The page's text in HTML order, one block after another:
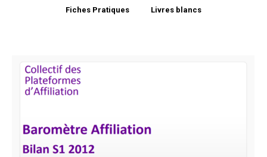
Fiches Pratiques Livres blancs